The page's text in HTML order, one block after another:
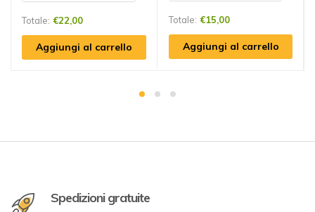
Totale: €22,00
Aggiungi al carrello
Totale: €15,00
Aggiungi al carrello
Spedizioni gratuite